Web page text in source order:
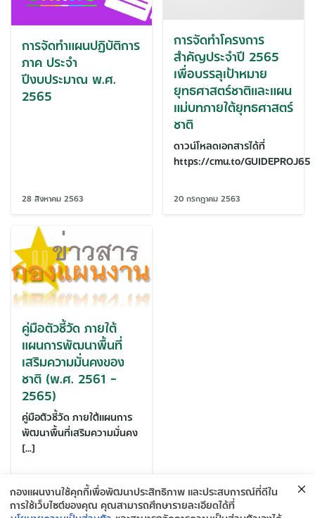
การจัดทำแผนปฏิบัติการ
ภาค ประจำ
ปีงบประมาณ พ.ศ.
2565
28 สิงหาคม 2563
การจัดทำโครงการ
สำคัญประจำปี 2565
เพื่อบรรลุเป้าหมาย
ยุทธศาสตร์ชาติและแผน
แม่บทภายใต้ยุทธศาสตร์
ชาติ
ดาวน์โหลดเอกสารได้ที่
https://cmu.to/GUIDEPROJ65
20 กรกฎาคม 2563
คู่มือตัวชี้วัด ภายใต้
แผนการพัฒนาพื้นที่
เสริมความมั่นคงของ
ชาติ (พ.ศ. 2561 –
2565)
คู่มือตัวชี้วัด ภายใต้แผนการ
พัฒนาพื้นที่เสริมความมั่นคง
[…]
12 มิถุนายน 2563
กองแผนงานใช้คุกกี้เพื่อพัฒนาประสิทธิภาพ และประสบการณ์ที่ดีใน
การใช้เว็บไซต์ของคุณ คุณสามารถศึกษารายละเอียดได้ที่